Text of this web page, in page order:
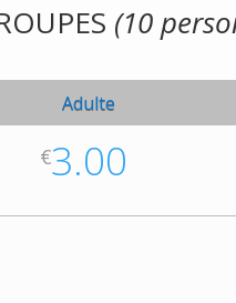
(10
Adulte
€3.00